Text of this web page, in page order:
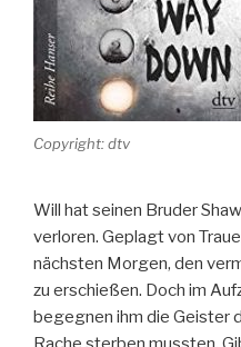
Copyright: dtv
Will hat seinen Bruder
verloren. Geplagt von
nächsten Morgen, den
zu erschießen. Doch im
begegnen ihm die Geister